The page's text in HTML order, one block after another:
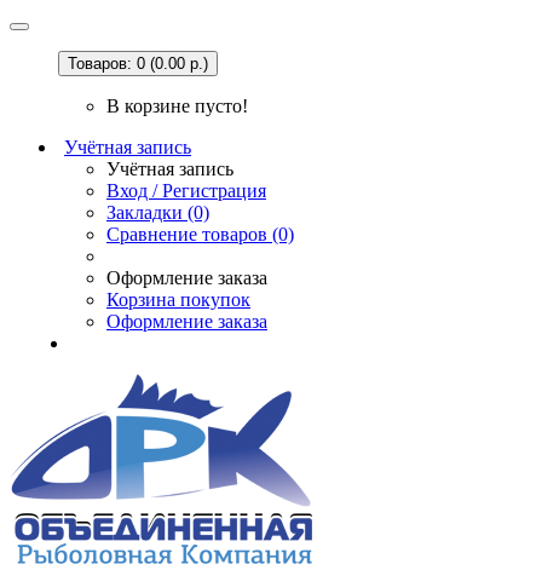
Товаров: 0 (0.00 р.)
В корзине пусто!
Учётная запись
Учётная запись
Вход / Регистрация
Закладки (0)
Сравнение товаров (0)
Оформление заказа
Корзина покупок
Оформление заказа